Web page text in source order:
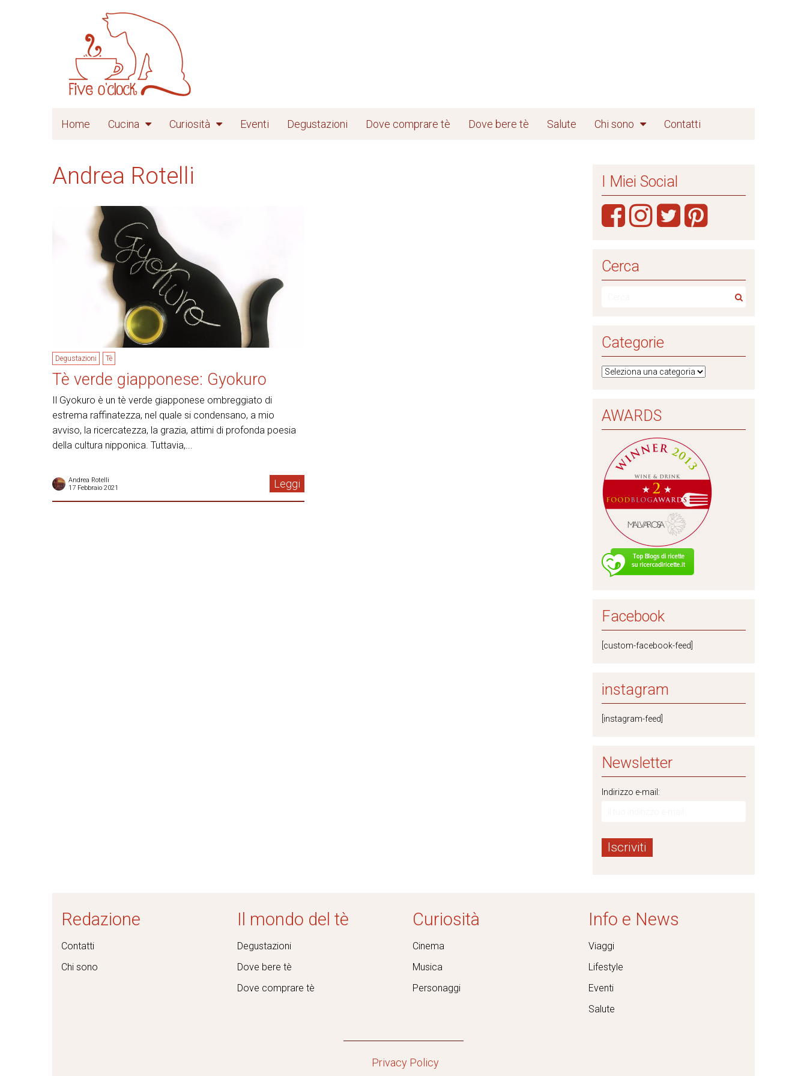
Home Cucina Curiosità Eventi Degustazioni Dove comprare tè Dove bere tè Salute Chi sono Contatti
Andrea Rotelli
Degustazioni Tè
Tè verde giapponese: Gyokuro
Il Gyokuro è un tè verde giapponese ombreggiato di
estrema raffinatezza, nel quale si condensano, a mio
avviso, la ricercatezza, la grazia, attimi di profonda poesia
della cultura nipponica. Tuttavia,...
Andrea Rotelli
17 Febbraio 2021
Leggi
I Miei Social
Cerca
Categorie
AWARDS
Facebook
[custom-facebook-feed]
instagram
[instagram-feed]
Newsletter
Indirizzo e-mail:
Redazione
Contatti
Chi sono
Il mondo del tè
Degustazioni
Dove bere tè
Dove comprare tè
Curiosità
Cinema
Musica
Personaggi
Info e News
Viaggi
Lifestyle
Eventi
Salute
Privacy Policy